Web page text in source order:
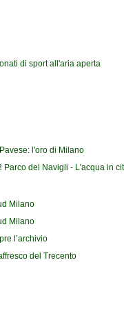
di sport all'aria aperta
l'oro di Milano
Parco dei Navigli - L'acqua in
Milano
Milano
l’archivio
del Trecento